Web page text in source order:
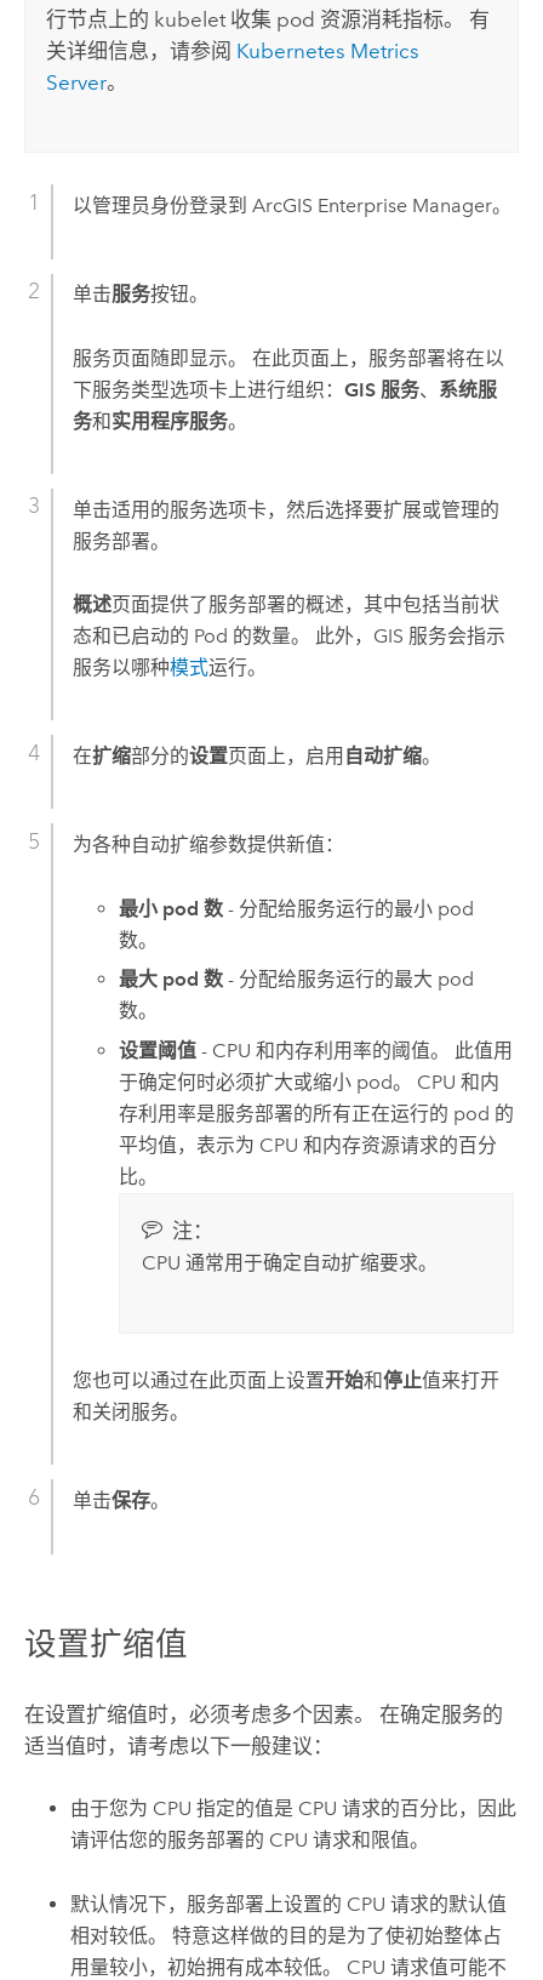
行节点上的 kubelet 收集 pod 资源消耗指标。 有
关详细信息，请参阅 Kubernetes Metrics
Server。
以管理员身份登录到 ArcGIS Enterprise Manager。
单击服务按钮。
服务页面随即显示。 在此页面上，服务部署将在以
下服务类型选项卡上进行组织： GIS 服务、 系统服
务和实用程序服务。
单击适用的服务选项卡，然后选择要扩展或管理的
服务部署。
概述页面提供了服务部署的概述，其中包括当前状
态和已启动的 Pod 的数量。 此外，GIS 服务会指示
服务以哪种模式运行。
在扩缩部分的设置页面上，启用 自动扩缩。
为各种自动扩缩参数提供新值：
最小 pod 数 - 分配给服务运行的最小 pod
数。
最大 pod 数 - 分配给服务运行的最大 pod
数。
设置阈值 - CPU 和内存利用率的阈值。 此值用
于确定何时必须扩大或缩小 pod。 CPU 和内
存利用率是服务部署的所有正在运行的 pod 的
平均值，表示为 CPU 和内存资源请求的百分
比。
注：
CPU 通常用于确定自动扩缩要求。
您也可以通过在此页面上设置开始和停止值来打开
和关闭服务。
单击保存。
设置扩缩值
在设置扩缩值时，必须考虑多个因素。 在确定服务的
适当值时，请考虑以下一般建议：
由于您为 CPU 指定的值是 CPU 请求的百分比，因此
请评估您的服务部署的 CPU 请求和限值。
默认情况下，服务部署上设置的 CPU 请求的默认值
相对较低。 特意这样做的目的是为了使初始整体占
用量较小，初始拥有成本较低。 CPU 请求值可能不